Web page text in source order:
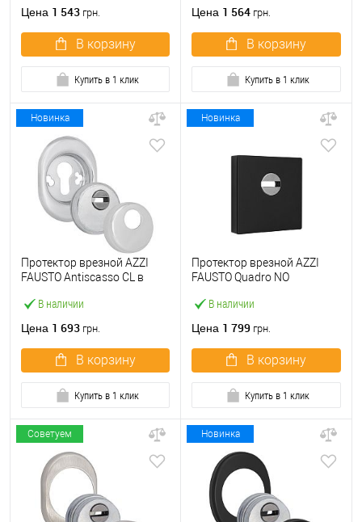
Цена 1 543 грн.
В корзину
Купить в 1 клик
Цена 1 564 грн.
В корзину
Купить в 1 клик
Новинка
В наличии
Протектор врезной AZZI
FAUSTO Antiscasso CL в
Цена 1 693 грн.
В корзину
Купить в 1 клик
Новинка
В наличии
Протектор врезной AZZI
FAUSTO Quadro NO
матовый
Цена 1 799 грн.
В корзину
Купить в 1 клик
Советуем Новинка